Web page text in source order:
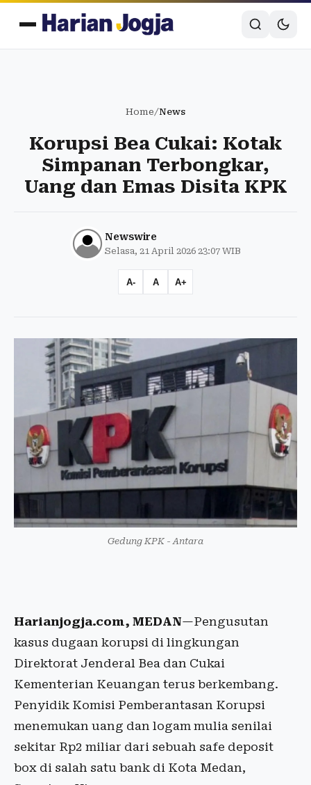
Home/News
Korupsi Bea Cukai: Kotak
Simpanan Terbongkar,
Uang dan Emas Disita KPK
Newswire
Selasa, 21 April 2026 23:07 WIB
A- A A+
Gedung KPK - Antara
Harianjogja.com, MEDAN—Pengusutan
kasus dugaan korupsi di lingkungan
Direktorat Jenderal Bea dan Cukai
Kementerian Keuangan terus berkembang.
Penyidik Komisi Pemberantasan Korupsi
menemukan uang dan logam mulia senilai
sekitar Rp2 miliar dari sebuah safe deposit
box di salah satu bank di Kota Medan,